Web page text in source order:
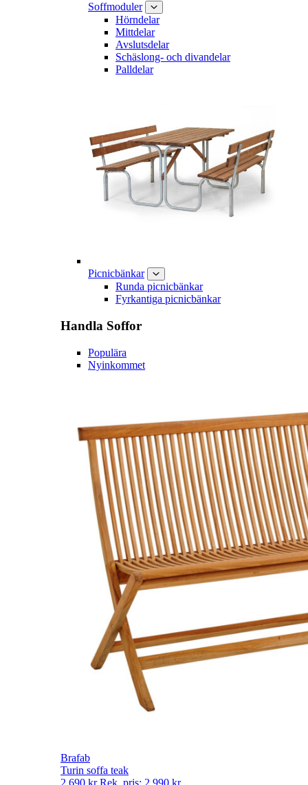
Soffmoduler
Hörndelar
Mittdelar
Avslutsdelar
Schäslong- och divandelar
Palldelar
Picnicbänkar
Runda picnicbänkar
Fyrkantiga picnicbänkar
Handla Soffor
Populära
Nyinkommet
Brafab
Turin soffa teak
2 690 kr Rek. pris: 2 990 kr